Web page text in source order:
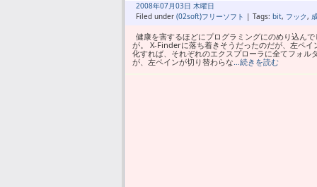
2008年07月03日 木曜日
Filed under (02soft)フリーソフト | Tags: bit, フック,
健康を害するほどにプログラミングにのめり込ん
が。 X-Finderに落ち着きそうだったのだが、左ペ
化すれば、それぞれのエクスプローラに全てフォ
が、左ペインが切り替わらな…続きを読む